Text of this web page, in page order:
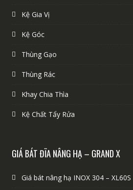
Kệ Gia Vị
Kệ Góc
Thùng Gạo
Thùng Rác
Khay Chia Thìa
Kệ Chất Tẩy Rửa
GIÁ BÁT ĐĨA NÂNG HẠ – GRAND X
Giá bát nâng hạ INOX 304 – XL60S